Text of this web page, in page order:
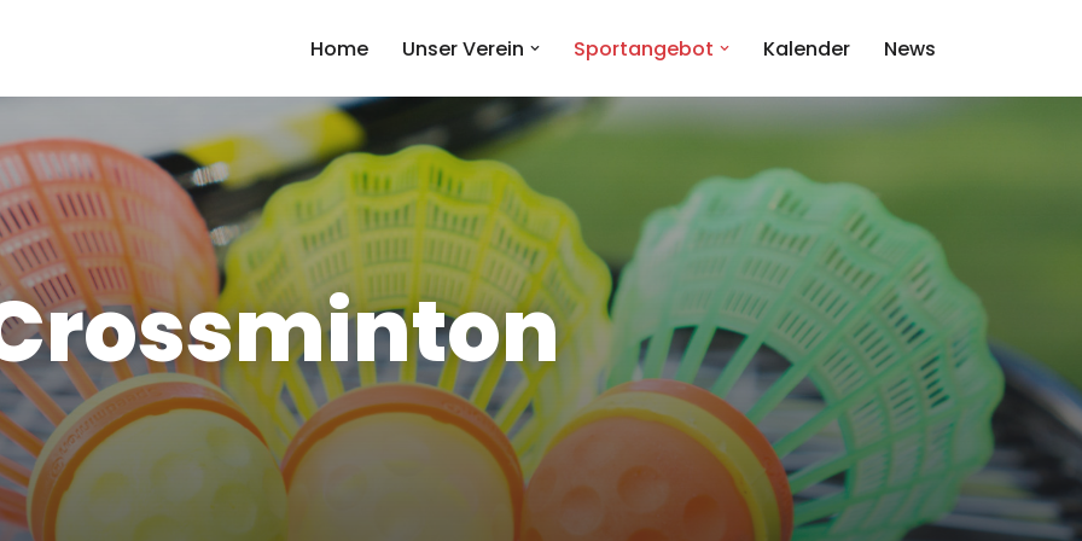
Home Unser Verein Sportangebot Kalender News